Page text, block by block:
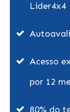
Lider4x4
Acesso
por 12
80% do